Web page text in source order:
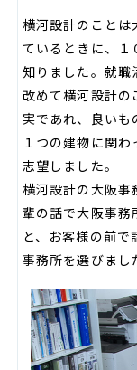
横河設計のことは
ているときに、１
知りました。就職
改めて横河設計の
実であれ、良いも
１つの建物に関
志望しました。
横河設計の大阪事
輩の話で大阪事務
と、お客様の前
事務所を選びまし